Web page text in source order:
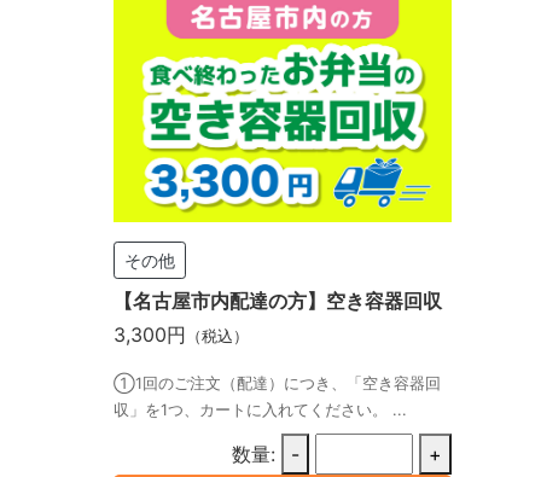
その他
【名古屋市内配達の方】空き容器回収
3,300円 （税込）
①1回のご注文（配達）につき、「空き容器回
収」を1つ、カートに入れてください。 ...
数量: - +